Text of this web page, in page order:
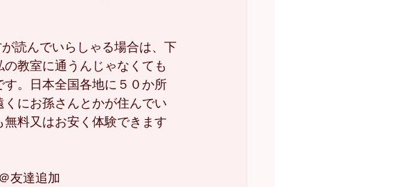
読んでいらしゃる場合は、下
教室に通うんじゃなくても
す。日本全国各地に５０か所
にお孫さんとかが住んでい
無料又はお安く体験できます
友達追加